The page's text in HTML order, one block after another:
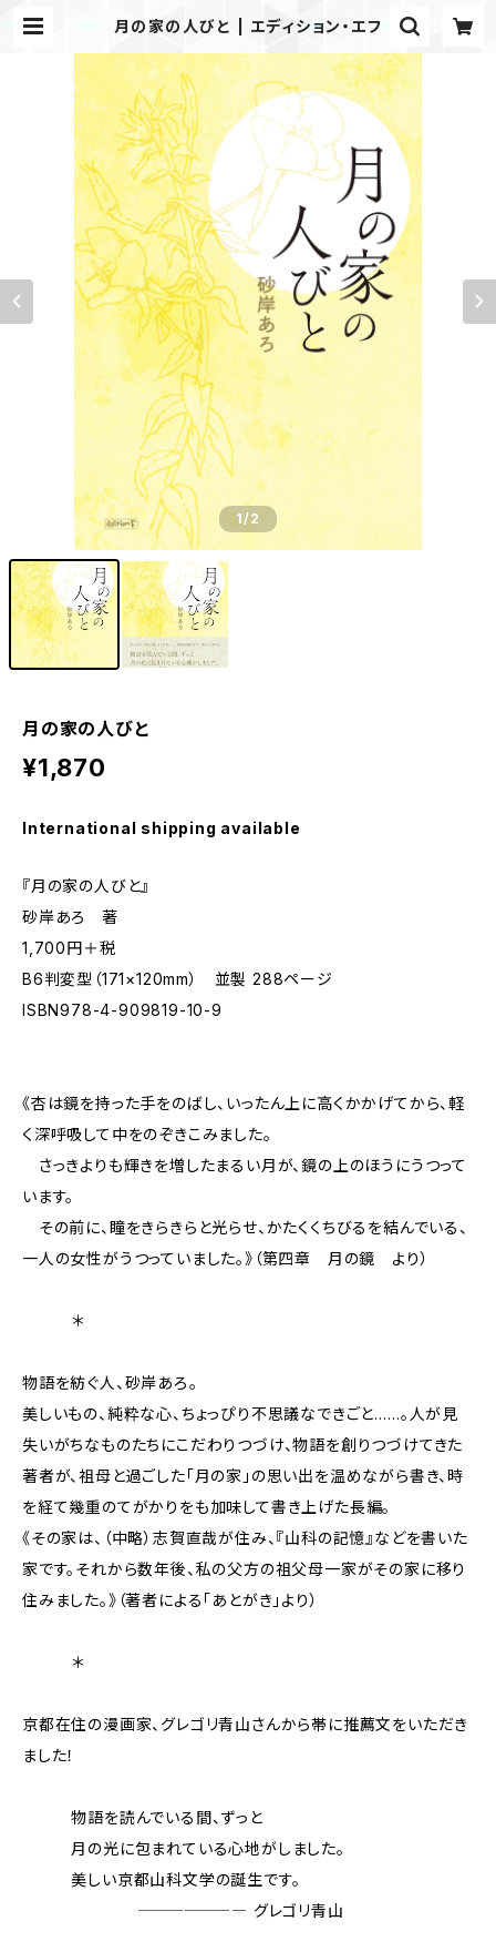
月の家の人びと | エディション・エフ
1/2
月の家の人びと
¥1,870
International shipping available
『月の家の人びと』
砂岸あろ 著
1,700円＋税
B6判変型（171×120mm） 並製 288ページ
ISBN978-4-909819-10-9
《杏は鏡を持った手をのばし、いったん上に高くかかげてから、軽
く深呼吸して中をのぞきこみました。
さっきよりも輝きを増したまるい月が、鏡の上のほうにうつって
います。
その前に、瞳をきらきらと光らせ、かたくくちびるを結んでいる、
一人の女性がうつっていました。》（第四章 月の鏡 より）
＊
物語を紡ぐ人、砂岸あろ――。
美しいもの、純粋な心、ちょっぴり不思議なできごと……。人が見
失いがちなものたちにこだわりつづけ、物語を創りつづけてきた
著者が、祖母と過ごした「月の家」の思い出を温めながら書き、時
を経て幾重のてがかりをも加味して書き上げた長編。
《その家は、（中略）志賀直哉が住み、『山科の記憶』などを書いた
家です。それから数年後、私の父方の祖父母一家がその家に移り
住みました。》（著者による「あとがき」より）
＊
京都在住の漫画家、グレゴリ青山さんから帯に推薦文をいただき
ました！
物語を読んでいる間、ずっと
月の光に包まれている心地がしました。
美しい京都山科文学の誕生です。
――――――― グレゴリ青山